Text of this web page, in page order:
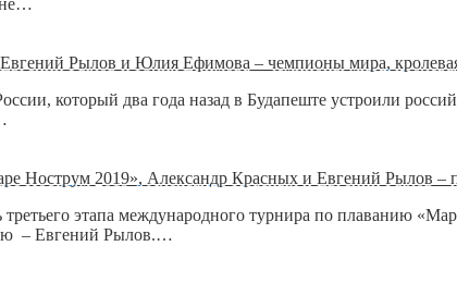
Рылов и Юлия Ефимова – чемпионы мира,
который два года назад в Будапеште устроили
Нострум 2019», Александр Красных и Евгений Рылов –
этапа международного турнира по плаванию
– Евгений Рылов.…